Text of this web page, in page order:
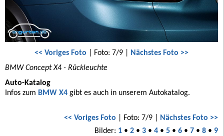
<< Voriges Foto | Foto: 7/9 | Nächstes Foto >>
BMW Concept X4 - Rückleuchte
Auto-Katalog
Infos zum BMW X4 gibt es auch in unserem Autokatalog.
<< Voriges Foto | Foto: 7/9 | Nächstes Foto >>
Bilder: 1• 2• 3• 4• 5• 6• 7• 8• 9